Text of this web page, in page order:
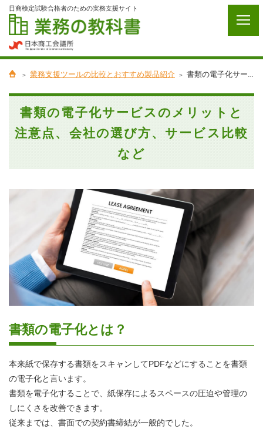
日商検定試験合格者のための実務支援サイト
業務支援ツールの比較とおすすめ製品紹介 書類の電子化サービスのメリットと注意点、会社の選び方、サービス比較など
書類の電子化サービスのメリットと
注意点、会社の選び方、サービス比較
など
書類の電子化とは？
本来紙で保存する書類をスキャンしてPDFなどにすることを書類
の電子化と言います。
書類を電子化することで、紙保存によるスペースの圧迫や管理の
しにくさを改善できます。
従来までは、書面での契約書締結が一般的でした。